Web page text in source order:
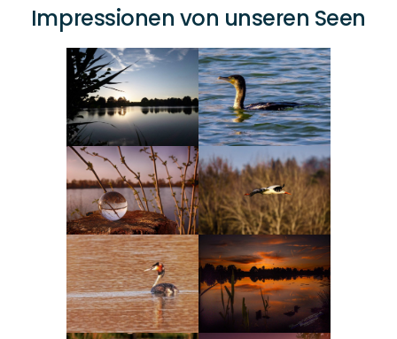
Impressionen von unseren Seen